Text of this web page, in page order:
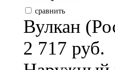
сравнить
Вулкан
2 717 руб.